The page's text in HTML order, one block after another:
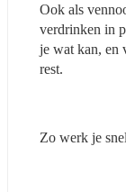
Ook als
verdrinken in
je wat kan, en
rest.
Zo werk je